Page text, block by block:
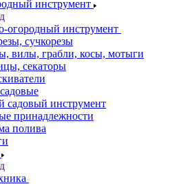
инструмент
огородный инструмент
сучкорезы
вилы, грабли, косы, мотыги
секаторы
садовый инструмент
принадлежности
полива